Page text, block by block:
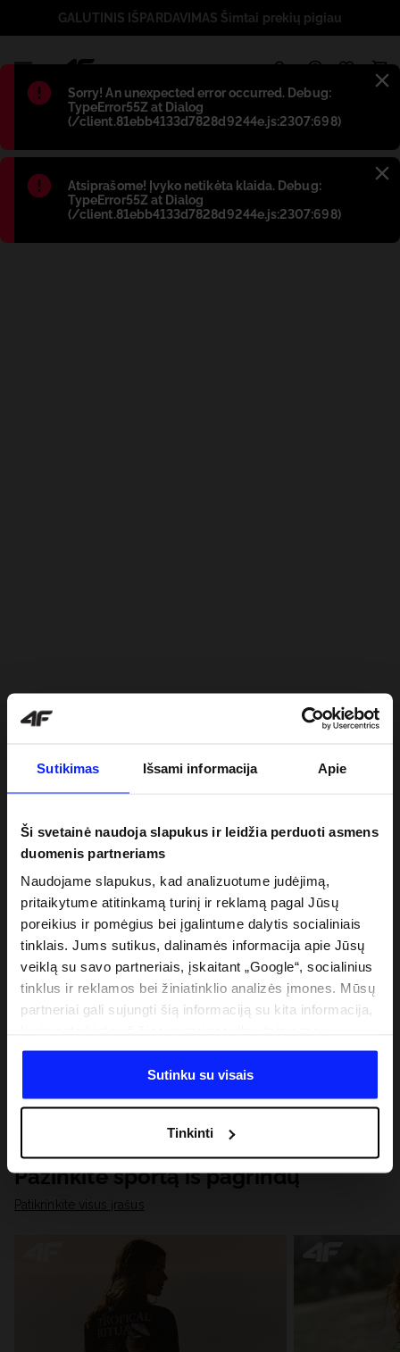
Sutikimas Išsami informacija Apie
Ši svetainė naudoja slapukus ir leidžia perduoti asmens
duomenis partneriams
Naudojame slapukus, kad analizuotume judėjimą,
pritaikytume atitinkamą turinį ir reklamą pagal Jūsų
poreikius ir pomėgius bei įgalintume dalytis socialiniais
tinklais. Jums sutikus, dalinamės informacija apie Jūsų
veiklą su savo partneriais, įskaitant „Google“, socialinius
tinklus ir reklamos bei žiniatinklio analizės įmones. Mūsų
partneriai gali sujungti šią informaciją su kita informacija,
duomenimis, kuriuos jie gauna, kai naudojatės jų
paslaugomis. Gavus Jūsų leidimą, mes galime perduoti
Jūsų asmeninę informaciją savo partneriams, siekdami
analitinius tyrimus, pritaikyti turinį ir tobulinti mūsų
partnerių siūlomus sprendimus (pvz., socialinius tinklus).
Išsamią informaciją rasite mūsų Privatumo politikoje ir
skiltyje „Išsami informacija“.
Sutinku su visais
Tinkinti
Błąd:
Sorry! An unexpected error occurred. Debug:
TypeError55Z at Dialog
(/client.81ebb4133d7828d9244e.js:2307:698)
Błąd:
Atsiprašome! Įvyko netikėta klaida. Debug:
TypeError55Z at Dialog
(/client.81ebb4133d7828d9244e.js:2307:698)
GALUTINIS IŠPARDAVIMAS Šimtai prekių pigiau
Pažinkite sportą iš pagrindų
Patikrinkite visus įrašus